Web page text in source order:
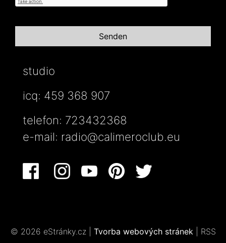
studio
icq: 459 368 907
telefon: 723432368
e-mail: radio@calimeroclub.eu
© 2026 eStránky.cz Tvorba webových stránek RSS